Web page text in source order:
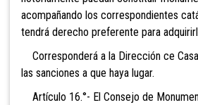
acompañando los correspondientes
tendrá derecho preferente para
Corresponderá a la Dirección ce
las sanciones a que haya lugar.
Artículo 16.°- El Consejo de